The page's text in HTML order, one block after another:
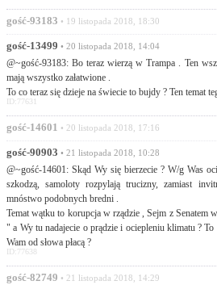
gość-93183 • 19 listopada 2018, 18:30
gość-13499 • 20 listopada 2018, 14:04
@~gość-93183: Bo teraz wierzą w Trampa . Ten
mają wszystko załatwione .
To co teraz się dzieje na świecie to bujdy ? Ten temat
ID:77631
gość-14601 • 20 listopada 2018, 17:16
gość-90903 • 21 listopada 2018, 10:28
@~gość-14601: Skąd Wy się bierzecie ? W/g Was
szkodzą, samoloty rozpylają trucizny, zamiast
mnóstwo podobnych bredni .
Temat wątku to korupcja w rządzie , Sejm z Senatem
" a Wy tu nadajecie o prądzie i ociepleniu klimatu ?
Wam od słowa płacą ?
ID:77638
gość-82749 • 21 listopada 2018, 14:29